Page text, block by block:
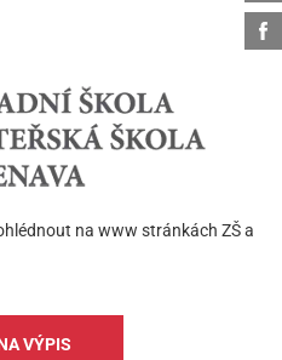
na www stránkách ZŠ a
VÝPIS